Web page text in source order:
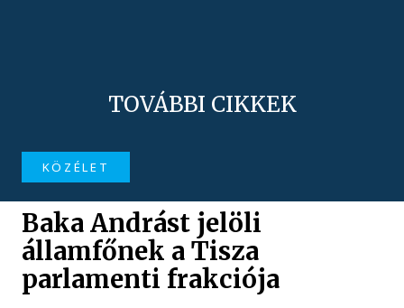
TOVÁBBI CIKKEK
KÖZÉLET
Baka Andrást jelöli
államfőnek a Tisza
parlamenti frakciója